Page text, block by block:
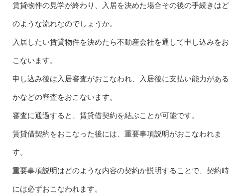
賃貸物件の見学が終わり、入居を決めた場合その後の手続きはど
のような流れなのでしょうか。
入居したい賃貸物件を決めたら不動産会社を通して申し込みをお
こないます。
申し込み後は入居審査がおこなわれ、入居後に支払い能力がある
かなどの審査をおこないます。
審査に通過すると、賃貸借契約を結ぶことが可能です。
賃貸借契約をおこなった後には、重要事項説明がおこなわれま
す。
重要事項説明はどのような内容の契約か説明することで、契約時
には必ずおこなわれます。